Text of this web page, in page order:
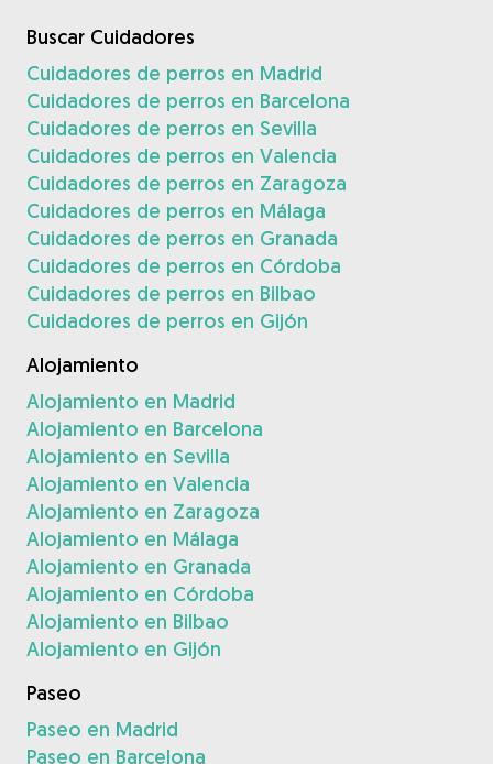
Buscar Cuidadores
Cuidadores de perros en Madrid
Cuidadores de perros en Barcelona
Cuidadores de perros en Sevilla
Cuidadores de perros en Valencia
Cuidadores de perros en Zaragoza
Cuidadores de perros en Málaga
Cuidadores de perros en Granada
Cuidadores de perros en Córdoba
Cuidadores de perros en Bilbao
Cuidadores de perros en Gijón
Alojamiento
Alojamiento en Madrid
Alojamiento en Barcelona
Alojamiento en Sevilla
Alojamiento en Valencia
Alojamiento en Zaragoza
Alojamiento en Málaga
Alojamiento en Granada
Alojamiento en Córdoba
Alojamiento en Bilbao
Alojamiento en Gijón
Paseo
Paseo en Madrid
Paseo en Barcelona